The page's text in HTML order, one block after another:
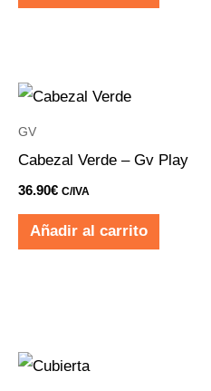
GV
Cabezal Verde – Gv Play
36.90€ C/IVA
Añadir al carrito